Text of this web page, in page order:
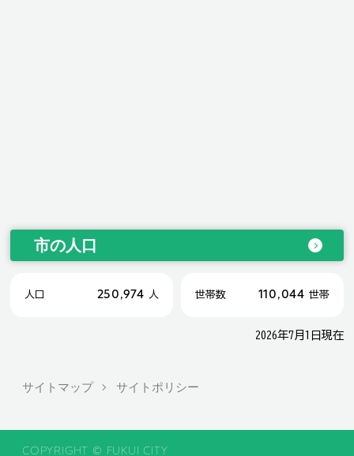
市の人口
人口 250,974 人 世帯数 110,044 世帯
2026年7月1日現在
サイトマップ サイトポリシー
COPYRIGHT © FUKUI CITY